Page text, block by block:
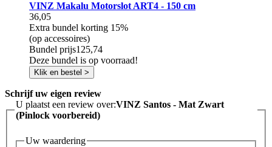
VINZ Makalu Motorslot ART4 - 150 cm
36,05
Extra bundel korting 15%
(op accessoires)
Bundel prijs125,74
Deze bundel is op voorraad!
Klik en bestel >
Schrijf uw eigen review
U plaatst een review over:VINZ Santos - Mat Zwart
(Pinlock voorbereid)
Uw waardering